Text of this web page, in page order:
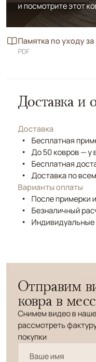
и посмотрите этот
Памятка по уходу
PDF
Доставка и
Доставка
Бесплатная
До 50 ковров — у
Бесплатная
Доставка по
Варианты оплаты
После примерки
Безналичный
Индивидуальные
Отправим
ковра в
Снимем видео в
рассмотреть
покупки